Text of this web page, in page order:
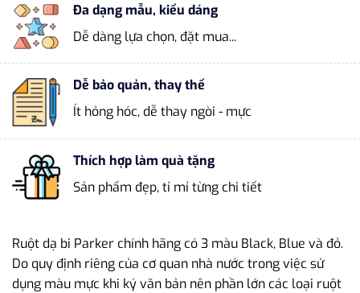
Đa dạng mẫu, kiểu dáng
Dễ dàng lựa chọn, đặt mua...
Dễ bảo quản, thay thế
Ít hỏng hóc, dễ thay ngòi - mực
Thích hợp làm quà tặng
Sản phẩm đẹp, tỉ mỉ từng chi tiết
Ruột dạ bi Parker chính hãng có 3 màu Black, Blue và đỏ.
Do quy định riêng của cơ quan nhà nước trong việc sử
dụng màu mực khi ký văn bản nên phần lớn các loại ruột